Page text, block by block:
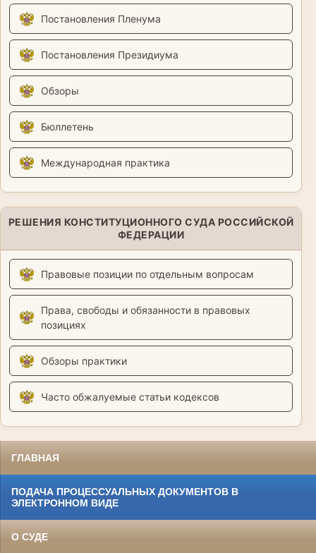
Постановления Пленума
Постановления Президиума
Обзоры
Бюллетень
Международная практика
РЕШЕНИЯ КОНСТИТУЦИОННОГО СУДА РОССИЙСКОЙ
ФЕДЕРАЦИИ
Правовые позиции по отдельным вопросам
Права, свободы и обязанности в правовых
позициях
Обзоры практики
Часто обжалуемые статьи кодексов
ГЛАВНАЯ
ПОДАЧА ПРОЦЕССУАЛЬНЫХ ДОКУМЕНТОВ В
ЭЛЕКТРОННОМ ВИДЕ
О СУДЕ